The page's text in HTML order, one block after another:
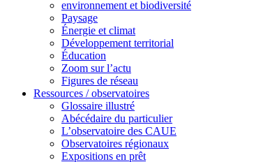
environnement et biodiversité
Paysage
Énergie et climat
Développement territorial
Éducation
Zoom sur l’actu
Figures de réseau
Ressources / observatoires
Glossaire illustré
Abécédaire du particulier
L’observatoire des CAUE
Observatoires régionaux
Expositions en prêt